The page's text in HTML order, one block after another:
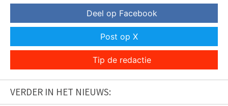
Deel op Facebook
Post op X
Tip de redactie
VERDER IN HET NIEUWS: